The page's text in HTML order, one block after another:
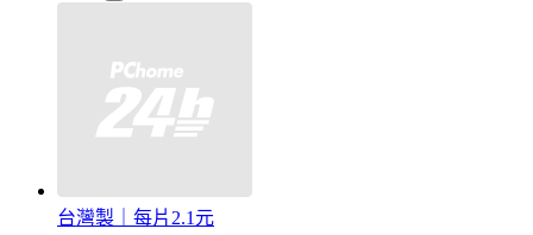
台灣製｜每片2.1元